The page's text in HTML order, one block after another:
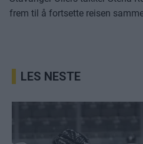
frem til å fortsette reisen
LES NESTE